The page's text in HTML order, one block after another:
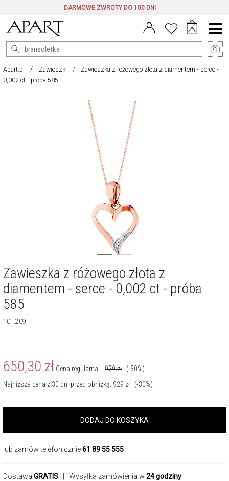
DARMOWE ZWROTY DO 100 DNI
Menu
główne
Apart.pl Zawieszki
Zawieszka z różowego złota z diamentem - serce -
0,002 ct - próba 585
Zawieszka z różowego złota z
diamentem - serce - 0,002 ct - próba
585
101.209
650,30 zł Cena regularna: 929zł
(-30%)
Najniższa cena z 30 dni przed obniżką: 929zł (-30%)
DODAJ DO KOSZYKA
lub zamów telefonicznie61 89 55 555
Dostawa GRATIS | Wysyłka zamówienia w 24 godziny